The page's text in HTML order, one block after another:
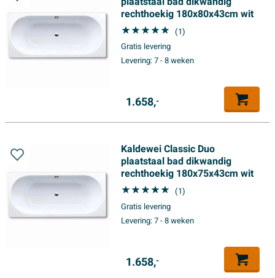
rechthoekig 180x80x43cm wit
(1)
Gratis levering
Levering:7 - 8 weken
1.658,-
Kaldewei Classic Duo
plaatstaal bad dikwandig
rechthoekig 180x75x43cm wit
(1)
Gratis levering
Levering:7 - 8 weken
1.658,-